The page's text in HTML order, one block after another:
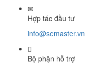
Hợp tác đầu tư
info@semaster.vn
Bộ phận hỗ trợ